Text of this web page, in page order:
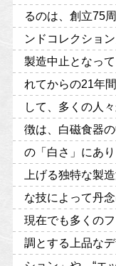
るのは、創立75
ンドコレクショ
製造中止となっ
れてからの21年
して、多くの人
徴は、白磁食器
の「白さ」にあ
上げる独特な製
な技によって丹
現在でも多くの
調とする上品な